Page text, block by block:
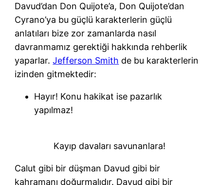
Davud’dan Don Quijote’a, Don Quijote’dan
Cyrano’ya bu güçlü karakterlerin güçlü
anlatıları bize zor zamanlarda nasıl
davranmamız gerektiği hakkında rehberlik
yaparlar.Jefferson Smith de bu karakterlerin
izinden gitmektedir:
Hayır! Konu hakikat ise pazarlık
yapılmaz!
Kayıp davaları savunanlara!
Calut gibi bir düşman Davud gibi bir
kahramanı doğurmalıdır. Davud gibi bir